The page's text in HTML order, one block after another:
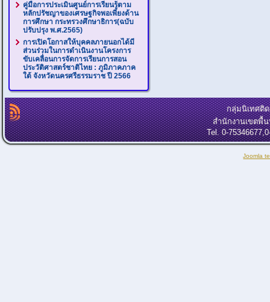
คู่มือการประเมินศูนย์การเรียนรู้ตาม
หลักปรัชญาของเศรษฐกิจพอเพียงด้าน
การศึกษา กระทรวงศึกษาธิการ(ฉบับ
ปรับปรุง พ.ศ.2565)
การเปิดโอกาสให้บุคคลภายนอกได้มี
ส่วนร่วมในการดำเนินงานโครงการ
ขับเคลื่อนการจัดการเรียนการสอน
ประวัติศาสตร์ชาติไทย : ภูมิภาคภาค
ใต้ จังหวัดนครศรีธรรมราช ปี 2566
กลุ่มนิเทศติ
สำนักงานเขตพื้
Tel. 0-
Joomla